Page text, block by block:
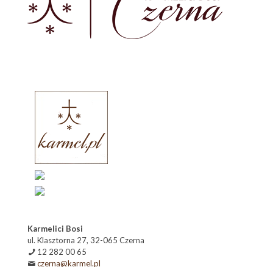
Karmelici Bosi
ul. Klasztorna 27, 32-065 Czerna
12 282 00 65
czerna@karmel.pl